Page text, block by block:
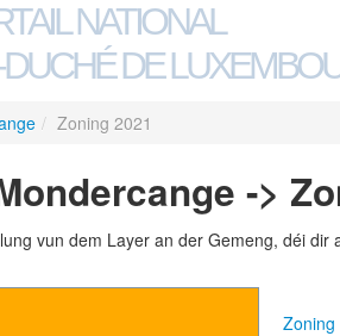
NATIONAL
DE
/ Zoning 2021
->
vun dem Layer an der Gemeng, déi
Zoning